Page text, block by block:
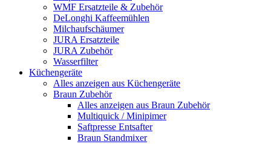
WMF Ersatzteile & Zubehör
DeLonghi Kaffeemühlen
Milchaufschäumer
JURA Ersatzteile
JURA Zubehör
Wasserfilter
Küchengeräte
Alles anzeigen aus Küchengeräte
Braun Zubehör
Alles anzeigen aus Braun Zubehör
Multiquick / Minipimer
Saftpresse Entsafter
Braun Standmixer